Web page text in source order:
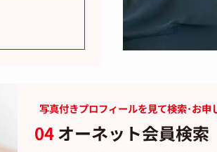
写真付きプロフィールを見て検索･お申
04オーネット会員検索